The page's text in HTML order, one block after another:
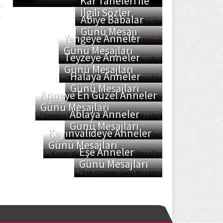
İlgili Sözler
Abiye Babalar
Günü Mesajı
Yengeye Anneler
Günü Mesajları
Teyzeye Anneler
Günü Mesajları
Halaya Anneler
Günü Mesajları
Anneye En Güzel Anneler
Günü Mesajları
Ablaya Anneler
Günü Mesajları
Kayınvalideye Anneler
Günü Mesajları
Eşe Anneler
Günü Mesajları